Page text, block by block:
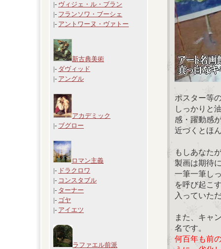
|- ヴィジェ・ル・ブラン
|- フランソワ・ブーシェ
|- アントワーヌ・ヴァトー
新古典美術
|- ダヴィッド
|- アングル
アカデミック
|- ブグロー
ロマン主義
|- ドラクロワ
|- コンスタブル
|- ターナー
|- ゴヤ
|- アイエツ
ラファエル前派
ポスター等
しっかりと
感・躍動感
近づくとほ
もしあなた
製画は期待
一筆一筆し
を呼び起こ
入っていた
また、キャ
名です。
何百年も前